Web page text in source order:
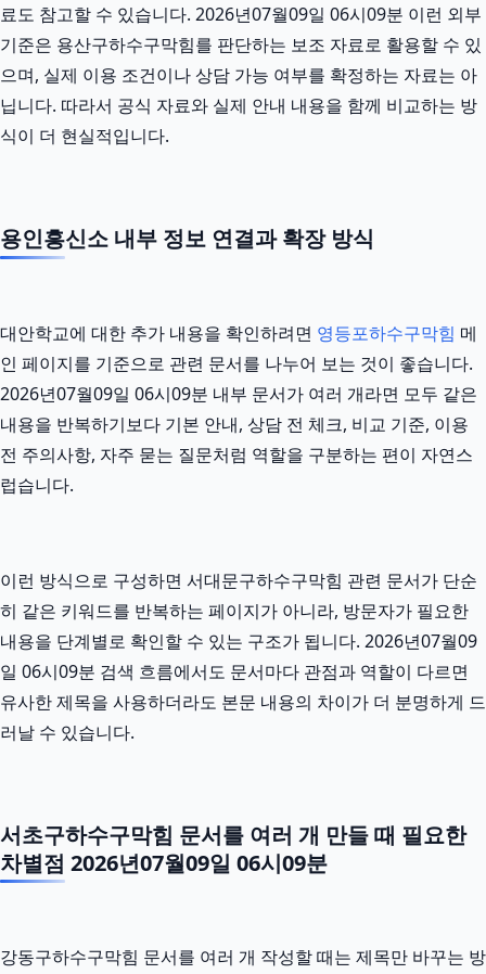
료도 참고할 수 있습니다. 2026년07월09일 06시09분 이런 외부
기준은 용산구하수구막힘를 판단하는 보조 자료로 활용할 수 있
으며, 실제 이용 조건이나 상담 가능 여부를 확정하는 자료는 아
닙니다. 따라서 공식 자료와 실제 안내 내용을 함께 비교하는 방
식이 더 현실적입니다.
용인흥신소 내부 정보 연결과 확장 방식
대안학교에 대한 추가 내용을 확인하려면 영등포하수구막힘 메
인 페이지를 기준으로 관련 문서를 나누어 보는 것이 좋습니다.
2026년07월09일 06시09분 내부 문서가 여러 개라면 모두 같은
내용을 반복하기보다 기본 안내, 상담 전 체크, 비교 기준, 이용
전 주의사항, 자주 묻는 질문처럼 역할을 구분하는 편이 자연스
럽습니다.
이런 방식으로 구성하면 서대문구하수구막힘 관련 문서가 단순
히 같은 키워드를 반복하는 페이지가 아니라, 방문자가 필요한
내용을 단계별로 확인할 수 있는 구조가 됩니다. 2026년07월09
일 06시09분 검색 흐름에서도 문서마다 관점과 역할이 다르면
유사한 제목을 사용하더라도 본문 내용의 차이가 더 분명하게 드
러날 수 있습니다.
서초구하수구막힘 문서를 여러 개 만들 때 필요한
차별점 2026년07월09일 06시09분
강동구하수구막힘 문서를 여러 개 작성할 때는 제목만 바꾸는 방